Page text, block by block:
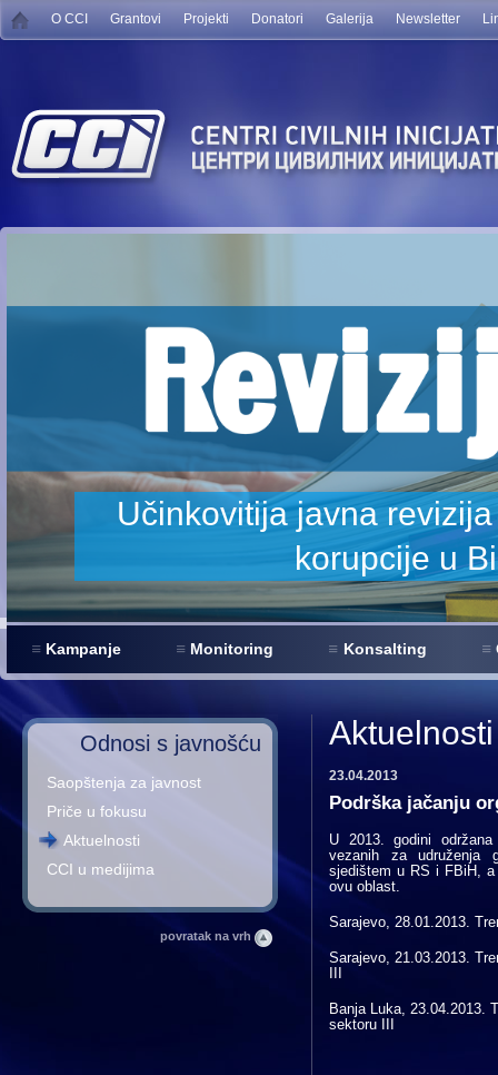
O CCI Grantovi Projekti Donatori Galerija Newsletter
Kampanje Monitoring Konsalting
Odnosi s javnošću
Saopštenja za javnost
Priče u fokusu
Aktuelnosti
CCI u medijima
povratak na vrh
Aktuelnosti
23.04.2013
Podrška jačanju
U 2013. godini
vezanih za udruženja
sjedištem u RS i FBiH,
ovu oblast.
Sarajevo, 28.01.2013.
Sarajevo, 21.03.2013.
Banja Luka, 23.04.2013.
sektoru III